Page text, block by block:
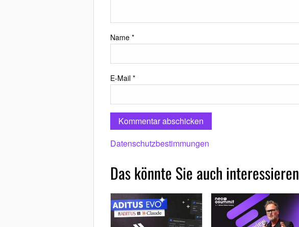
Name *
E-Mail *
Datenschutzbestimmungen
Das könnte Sie auch interessieren